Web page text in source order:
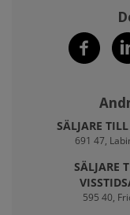
SÄLJARE
691 47,
SÄLJARE
595 40,